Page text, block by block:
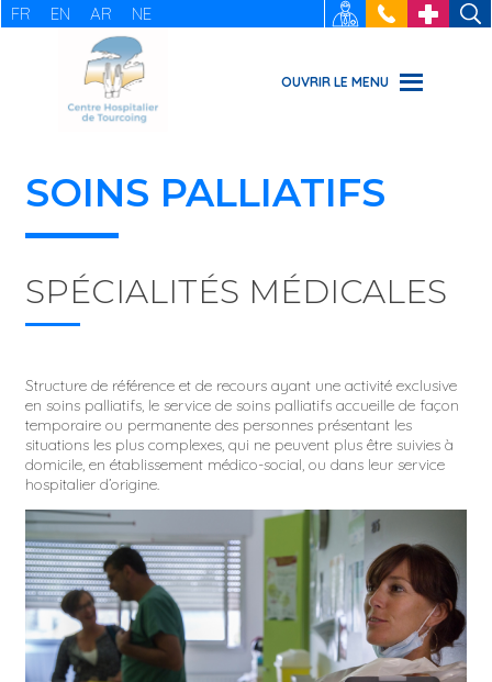
FR EN AR NE RECRUTEMENT
: 03 20 69
49 49
URGENCES
OUVRIR LE MENU
SOINS PALLIATIFS
SPÉCIALITÉS MÉDICALES
Structure de référence et de recours ayant une activité exclusive
en soins palliatifs, le service de soins palliatifs accueille de façon
temporaire ou permanente des personnes présentant les
situations les plus complexes, qui ne peuvent plus être suivies à
domicile, en établissement médico-social, ou dans leur service
hospitalier d’origine.